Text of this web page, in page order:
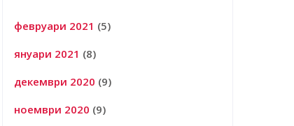
февруари 2021 (5)
януари 2021 (8)
декември 2020 (9)
ноември 2020 (9)